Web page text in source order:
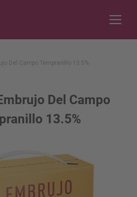
Del Campo Tempranillo 13.5%
Del Campo
13.5%